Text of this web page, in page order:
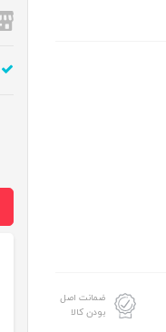
ضمانت اصل
بودن کالا